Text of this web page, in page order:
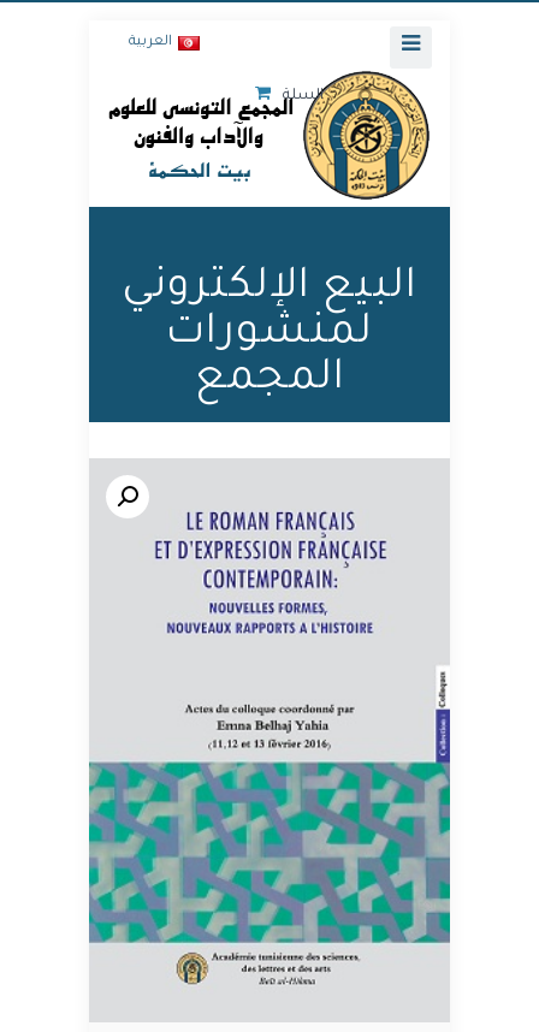
العربية
السلة
البيع الإلكتروني
لمنشورات
المجمع
🔍